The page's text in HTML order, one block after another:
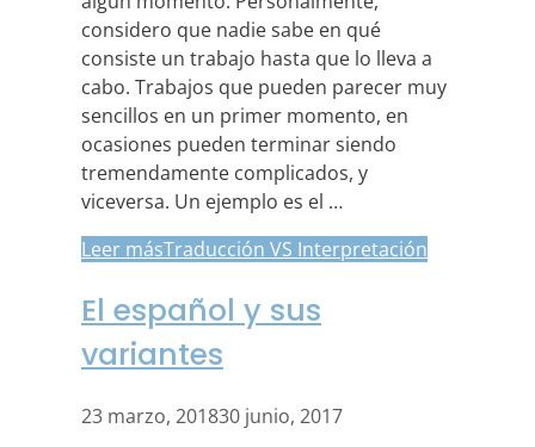
considero que nadie sabe en qué
consiste un trabajo hasta que lo lleva a
cabo. Trabajos que pueden parecer muy
sencillos en un primer momento, en
ocasiones pueden terminar siendo
tremendamente complicados, y
viceversa. Un ejemplo es el …
Leer másTraducción VS Interpretación
El español y sus
variantes
23 marzo, 201830 junio, 2017